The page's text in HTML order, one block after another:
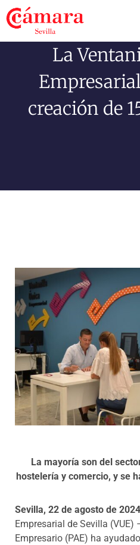
Comercio
Soluciones
Programas
La
creación de
La mayoría son del
hostelería y comercio, y se
Sevilla, 22 de agosto de
Empresarial de Sevilla (VUE)
Empresario (PAE) ha